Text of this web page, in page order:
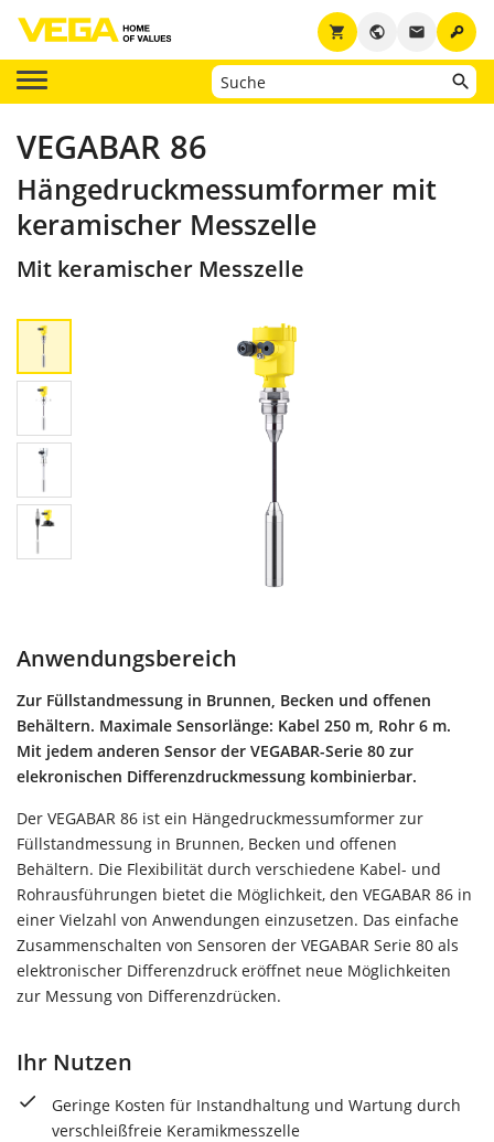
key
email
public
shopping_cart
VEGABAR 86
Hängedruckmessumformer mit
keramischer Messzelle
Mit keramischer Messzelle
Anwendungsbereich
Zur Füllstandmessung in Brunnen, Becken und offenen
Behältern. Maximale Sensorlänge: Kabel 250 m, Rohr 6 m.
Mit jedem anderen Sensor der VEGABAR-Serie 80 zur
elekronischen Differenzdruckmessung kombinierbar.
Der VEGABAR 86 ist ein Hängedruckmessumformer zur
Füllstandmessung in Brunnen, Becken und offenen
Behältern. Die Flexibilität durch verschiedene Kabel- und
Rohrausführungen bietet die Möglichkeit, den VEGABAR 86 in
einer Vielzahl von Anwendungen einzusetzen. Das einfache
Zusammenschalten von Sensoren der VEGABAR Serie 80 als
elektronischer Differenzdruck eröffnet neue Möglichkeiten
zur Messung von Differenzdrücken.
Ihr Nutzen
Geringe Kosten für Instandhaltung und Wartung durch
verschleißfreie Keramikmesszelle